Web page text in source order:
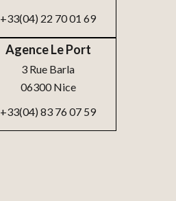
Agence Le Port
3 Rue Barla
06300 Nice
+33(04) 83 76 07 59
+33(04) 22 70 01 69